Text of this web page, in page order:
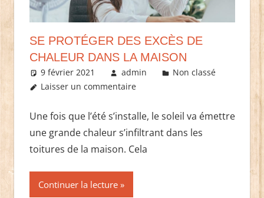
SE PROTÉGER DES EXCÈS DE
CHALEUR DANS LA MAISON
9 février 2021 admin
Non classé
Laisser un commentaire
Une fois que l’été s’installe, le soleil va émettre
une grande chaleur s’infiltrant dans les
toitures de la maison. Cela
Continuer la lecture